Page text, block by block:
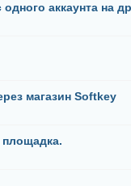
аккаунта на
магазин Softkey
площадка.